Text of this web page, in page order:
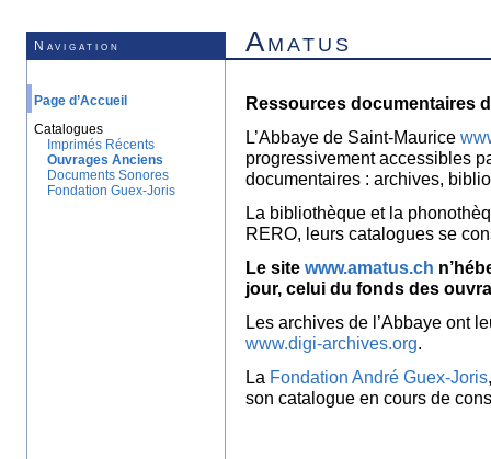
Navigation Amatus
Page d’Accueil
Catalogues
Imprimés Récents
Ouvrages Anciens
Documents Sonores
Fondation Guex-Joris
Ressources documentaires
L’Abbaye de Saint-Maurice
progressivement accessibles
documentaires : archives,
La bibliothèque et la
RERO, leurs catalogues se
Le site www.amatus.ch
jour, celui du fonds des
Les archives de l’Abbaye ont
www.digi-archives.org.
La Fondation André Guex-Joris
son catalogue en cours de